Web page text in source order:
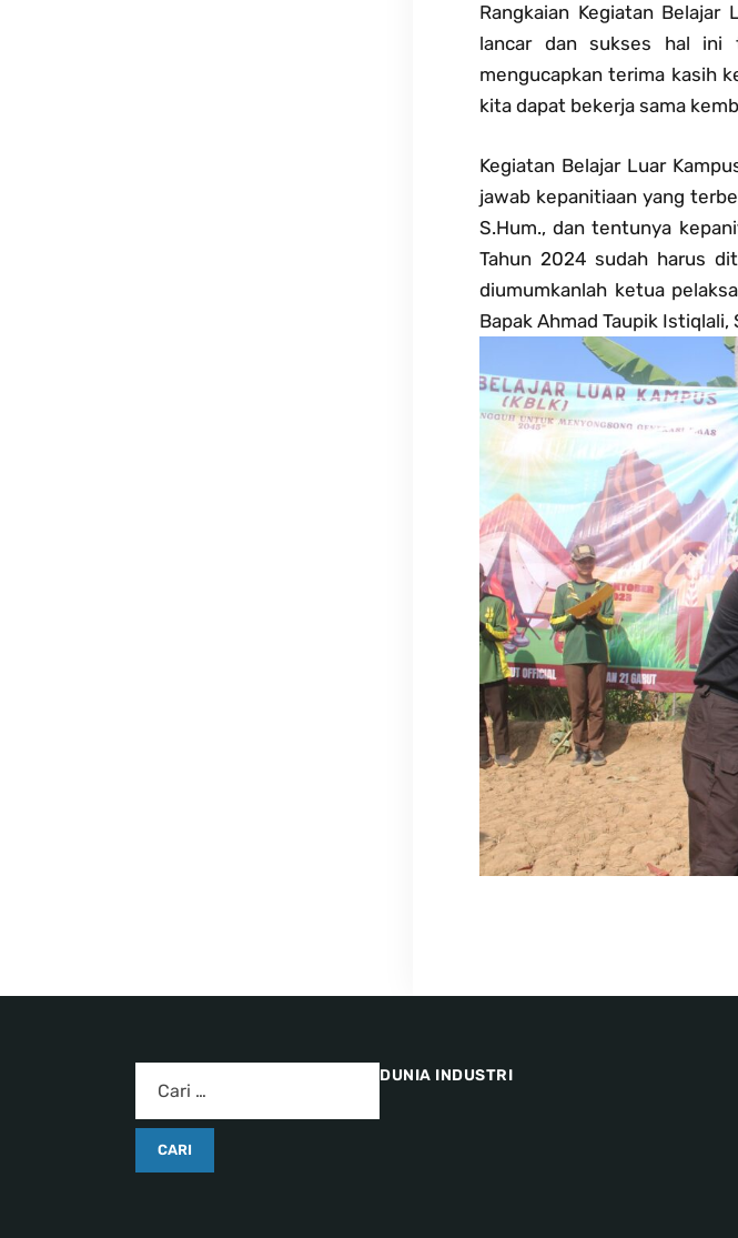
Rangkaian Kegiatan
lancar dan sukses hal ini
mengucapkan terima kasih
kita dapat bekerja sama
Kegiatan Belajar Luar
jawab kepanitiaan yang
S.Hum., dan tentunya
Tahun 2024 sudah harus
diumumkanlah ketua
Bapak Ahmad Taupik Istiqlali,
DUNIA INDUSTRI